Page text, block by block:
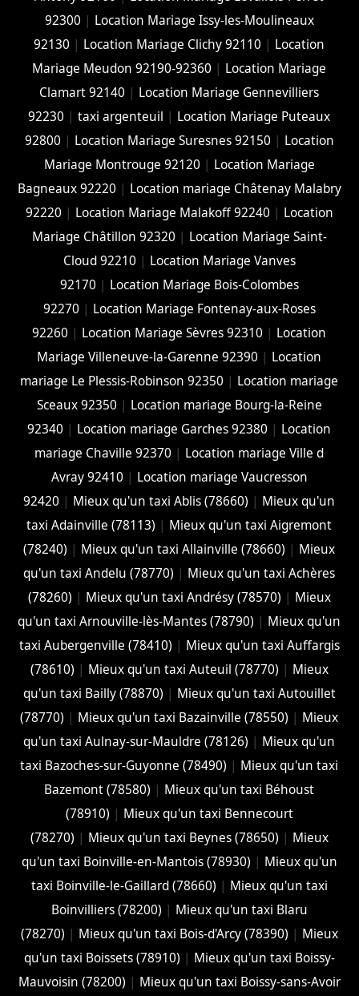
92300 | Location Mariage Issy-les-Moulineaux
92130 | Location Mariage Clichy 92110 | Location
Mariage Meudon 92190-92360 | Location Mariage
Clamart 92140 | Location Mariage Gennevilliers
92230 |taxi argenteuil | Location Mariage Puteaux
92800 | Location Mariage Suresnes 92150 | Location
Mariage Montrouge 92120 | Location Mariage
Bagneaux 92220 | Location mariage Châtenay Malabry
92220 | Location Mariage Malakoff 92240 | Location
Mariage Châtillon 92320 | Location Mariage Saint-
Cloud 92210 | Location Mariage Vanves
92170 | Location Mariage Bois-Colombes
92270 | Location Mariage Fontenay-aux-Roses
92260 | Location Mariage Sèvres 92310 | Location
Mariage Villeneuve-la-Garenne 92390 | Location
mariage Le Plessis-Robinson 92350 | Location mariage
Sceaux 92350 | Location mariage Bourg-la-Reine
92340 | Location mariage Garches 92380 | Location
mariage Chaville 92370 | Location mariage Ville d
Avray 92410 | Location mariage Vaucresson
92420 | Mieux qu'un taxi Ablis (78660) | Mieux qu'un
taxi Adainville (78113) | Mieux qu'un taxi Aigremont
(78240) | Mieux qu'un taxi Allainville (78660) | Mieux
qu'un taxi Andelu (78770) | Mieux qu'un taxi Achères
(78260) | Mieux qu'un taxi Andrésy (78570) | Mieux
qu'un taxi Arnouville-lès-Mantes (78790) | Mieux qu'un
taxi Aubergenville (78410) | Mieux qu'un taxi Auffargis
(78610) | Mieux qu'un taxi Auteuil (78770) | Mieux
qu'un taxi Bailly (78870) | Mieux qu'un taxi Autouillet
(78770) | Mieux qu'un taxi Bazainville (78550) | Mieux
qu'un taxi Aulnay-sur-Mauldre (78126) | Mieux qu'un
taxi Bazoches-sur-Guyonne (78490) | Mieux qu'un taxi
Bazemont (78580) | Mieux qu'un taxi Béhoust
(78910) | Mieux qu'un taxi Bennecourt
(78270) | Mieux qu'un taxi Beynes (78650) | Mieux
qu'un taxi Boinville-en-Mantois (78930) | Mieux qu'un
taxi Boinville-le-Gaillard (78660) | Mieux qu'un taxi
Boinvilliers (78200) | Mieux qu'un taxi Blaru
(78270) | Mieux qu'un taxi Bois-d'Arcy (78390) | Mieux
qu'un taxi Boissets (78910) | Mieux qu'un taxi Boissy-
Mauvoisin (78200) | Mieux qu'un taxi Boissy-sans-Avoir